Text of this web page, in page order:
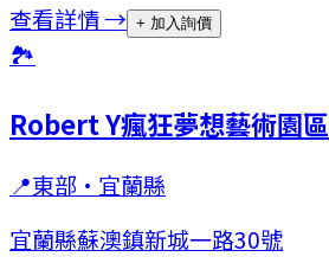
查看詳情 → + 加入詢價
🏞
Robert Y瘋狂夢想藝術園區
📍東部 · 宜蘭縣
宜蘭縣蘇澳鎮新城一路30號